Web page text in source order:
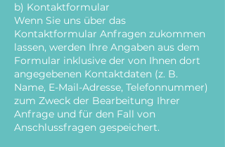
b) Kontaktformular
Wenn Sie uns über das
Kontaktformular Anfragen zukommen
lassen, werden Ihre Angaben aus dem
Formular inklusive der von Ihnen dort
angegebenen Kontaktdaten (z. B.
Name, E-Mail-Adresse, Telefonnummer)
zum Zweck der Bearbeitung Ihrer
Anfrage und für den Fall von
Anschlussfragen gespeichert.